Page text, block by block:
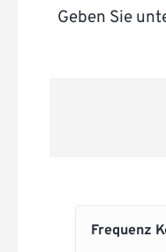
Geben Sie